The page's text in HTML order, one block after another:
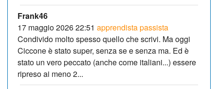
Frank46
17 maggio 2026 22:51 apprendista passista
Condivido molto spesso quello che scrivi. Ma oggi
Ciccone è stato super, senza se e senza ma. Ed è
stato un vero peccato (anche come italiani...) essere
ripreso ai meno 2...